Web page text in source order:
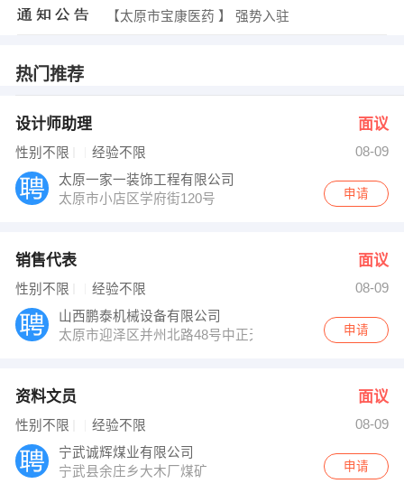
【太原市宝康医药 】 强势入驻
路小姐 发布 [网站制作 ] 招聘信息
【太原老板厨房电器有限公司 】 强势入驻
热门推荐
设计师助理 面议
性别不限 经验不限
08-09
太原一家一装饰工程有限公司
太原市小店区学府街120号
申请
销售代表 面议
性别不限 经验不限
08-09
山西鹏泰机械设备有限公司
太原市迎泽区并州北路48号中正天街南门
申请
资料文员 面议
性别不限 经验不限
08-09
宁武诚辉煤业有限公司
宁武县余庄乡大木厂煤矿
申请